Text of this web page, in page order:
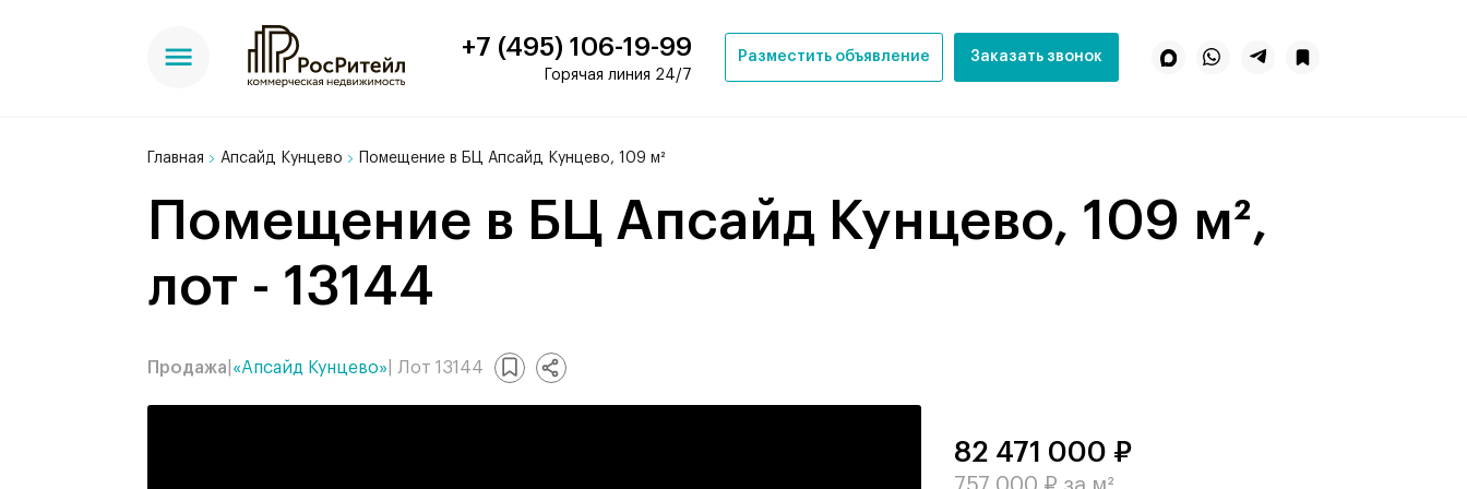
+7 (495) 106-19-99
Горячая линия 24/7
Разместить объявление Заказать звонок
Главная Апсайд Кунцево Помещение в БЦ Апсайд Кунцево, 109 м²
Помещение в БЦ Апсайд Кунцево, 109 м²,
лот - 13144
Продажа «Апсайд Кунцево» | Лот 13144
82 471 000 ₽